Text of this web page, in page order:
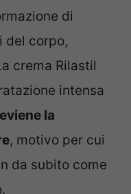
di
del corpo,
crema Rilastil
intensa
la
, motivo per cui
da subito come